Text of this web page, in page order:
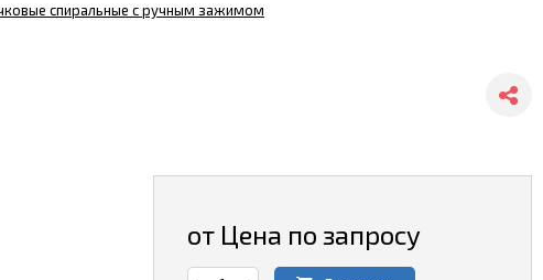
спиральные с ручным зажимом
от Цена по запросу